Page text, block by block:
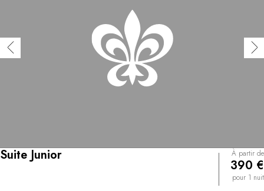
Suite Junior À partir de
390 €
pour 1 nuit